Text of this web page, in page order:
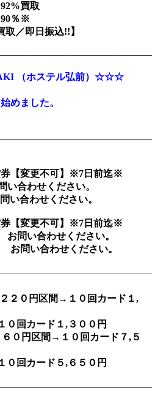
買取
90％※
／即日振込!!】
（ホステル弘前）☆☆☆
めました。
【変更不可】※7日前迄※
い合わせください。
い合わせください。
【変更不可】※7日前迄※
問い合わせください。
お問い合わせください。
２０円区間→１０回カード１,
回カード１,３００円
６０円区間→１０回カード７,５
回カード５,６５０円